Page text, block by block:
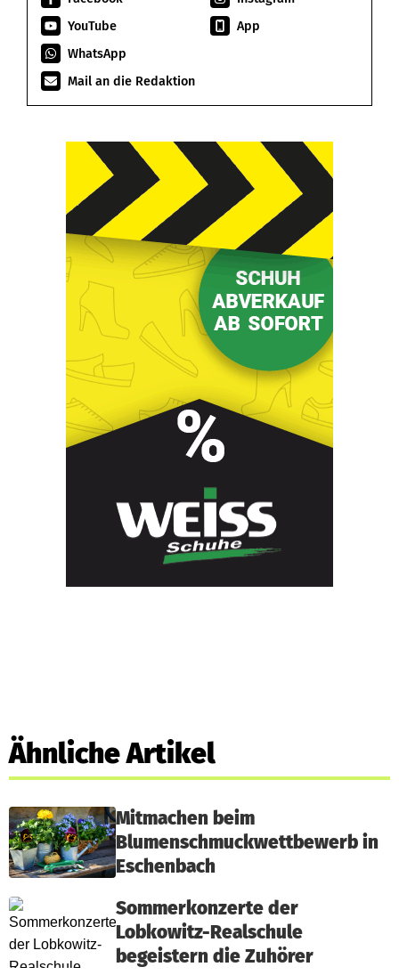
YouTube
App
WhatsApp
Mail an die Redaktion
Ähnliche Artikel
Mitmachen beim
Blumenschmuckwettbewerb in
Eschenbach
Sommerkonzerte der
Lobkowitz-Realschule
begeistern die Zuhörer